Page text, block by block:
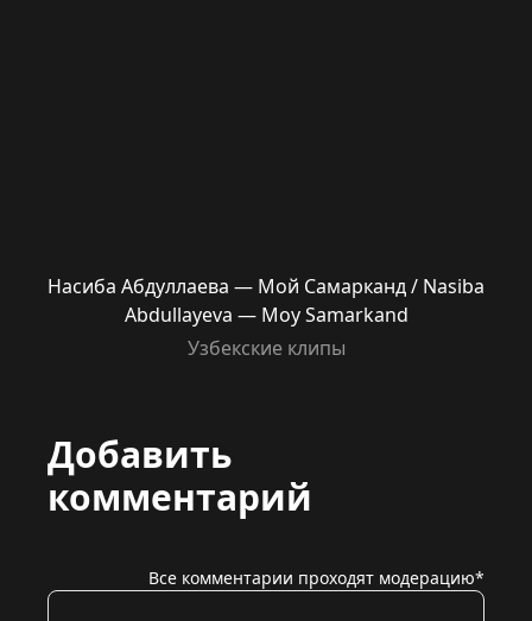
Насиба Абдуллаева — Мой Самарканд / Nasiba
Abdullayeva — Moy Samarkand
Узбекские клипы
Добавить
комментарий
Все комментарии проходят модерацию*